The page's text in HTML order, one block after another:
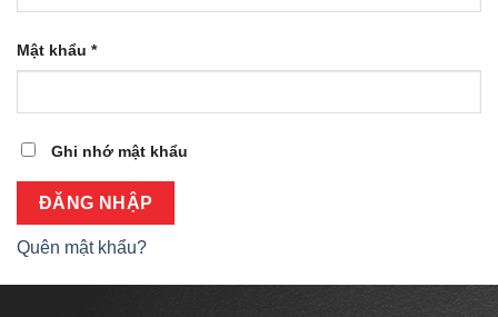
Mật khẩu *
Ghi nhớ mật khẩu
ĐĂNG NHẬP
Quên mật khẩu?